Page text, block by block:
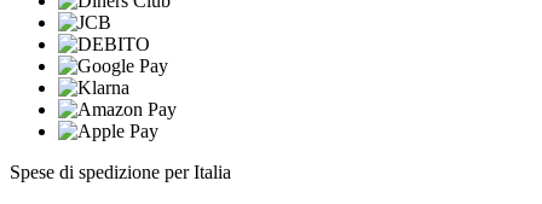
Spese di spedizione per Italia